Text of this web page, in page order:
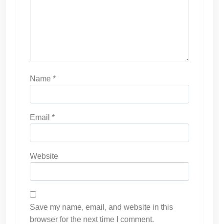
Name *
Email *
Website
Save my name, email, and website in this
browser for the next time I comment.